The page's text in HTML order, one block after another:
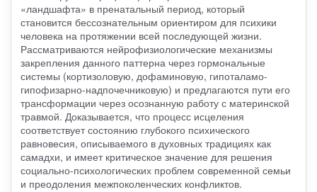
«ландшафта» в пренатальный период, который
становится бессознательным ориентиром для психики
человека на протяжении всей последующей жизни.
Рассматриваются нейрофизиологические механизмы
закрепления данного паттерна через гормональные
системы (кортизоловую, дофаминовую, гипоталамо-
гипофизарно-надпочечниковую) и предлагаются пути его
трансформации через осознанную работу с материнской
травмой. Доказывается, что процесс исцеления
соответствует состоянию глубокого психического
равновесия, описываемого в духовных традициях как
самадхи, и имеет критическое значение для решения
социально-психологических проблем современной семьи
и преодоления межпоколенческих конфликтов.